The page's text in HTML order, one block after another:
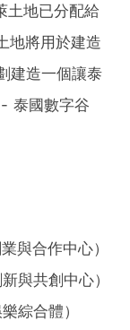
土地已分配給
地將用於建造
建造一個讓泰
泰國數字谷
與合作中心）
與共創中心）
綜合體）